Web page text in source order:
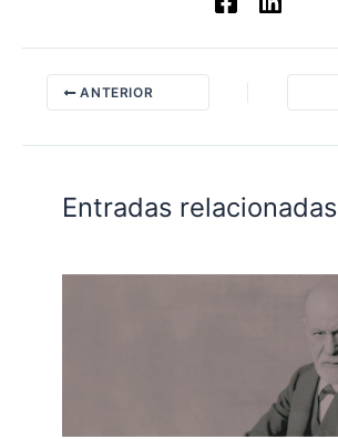
ANTERIOR
Entradas relacionadas